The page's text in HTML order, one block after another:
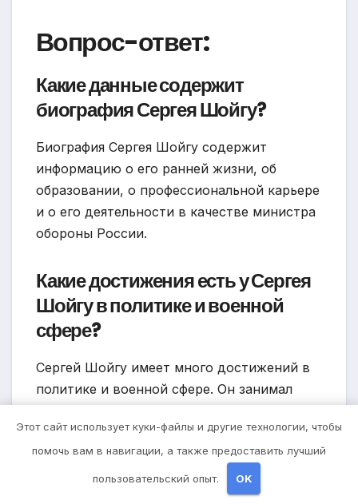
Вопрос-ответ:
Какие данные содержит
биография Сергея Шойгу?
Биография Сергея Шойгу содержит
информацию о его ранней жизни, об
образовании, о профессиональной карьере
и о его деятельности в качестве министра
обороны России.
Какие достижения есть у Сергея
Шойгу в политике и военной
сфере?
Сергей Шойгу имеет много достижений в
политике и военной сфере. Он занимал
различные должности в правительстве, в
Федеральной службе государственной
гражданской обороны, в МЧС. Он также
успешно руководит Министерством
обороны России и преобразовал
Этот сайт использует куки-файлы и другие технологии, чтобы
помочь вам в навигации, а также предоставить лучший
пользовательский опыт. OK